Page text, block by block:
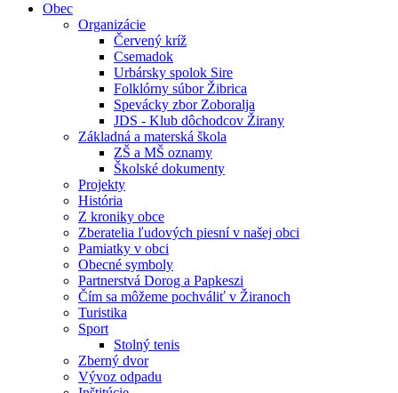
Obec
Organizácie
Červený kríž
Csemadok
Urbársky spolok Sire
Folklórny súbor Žibrica
Spevácky zbor Zoboralja
JDS - Klub dôchodcov Žirany
Základná a materská škola
ZŠ a MŠ oznamy
Školské dokumenty
Projekty
História
Z kroniky obce
Zberatelia ľudových piesní v našej obci
Pamiatky v obci
Obecné symboly
Partnerstvá Dorog a Papkeszi
Čím sa môžeme pochváliť v Žiranoch
Turistika
Sport
Stolný tenis
Zberný dvor
Vývoz odpadu